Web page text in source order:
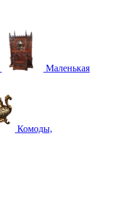
Маленькая
Комоды,